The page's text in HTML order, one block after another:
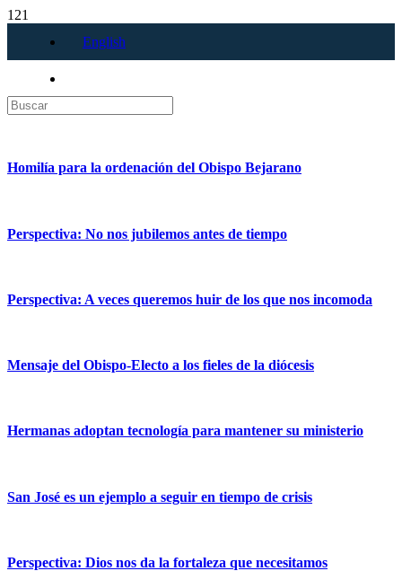
English
Homilía para la ordenación del Obispo Bejarano
Perspectiva: No nos jubilemos antes de tiempo
Perspectiva: A veces queremos huir de los que nos incomoda
Mensaje del Obispo-Electo a los fieles de la diócesis
Hermanas adoptan tecnología para mantener su ministerio
San José es un ejemplo a seguir en tiempo de crisis
Perspectiva: Dios nos da la fortaleza que necesitamos